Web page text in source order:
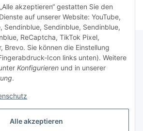
akzeptieren“ gestatten Sie den
auf unserer Website: YouTube,
Sendinblue, Sendinblue, Sendinblue,
ReCaptcha, TikTok Pixel,
Brevo. Sie können die Einstellung
Icon links unten). Weitere
Konfigurieren und in unserer
.
Alle akzeptieren